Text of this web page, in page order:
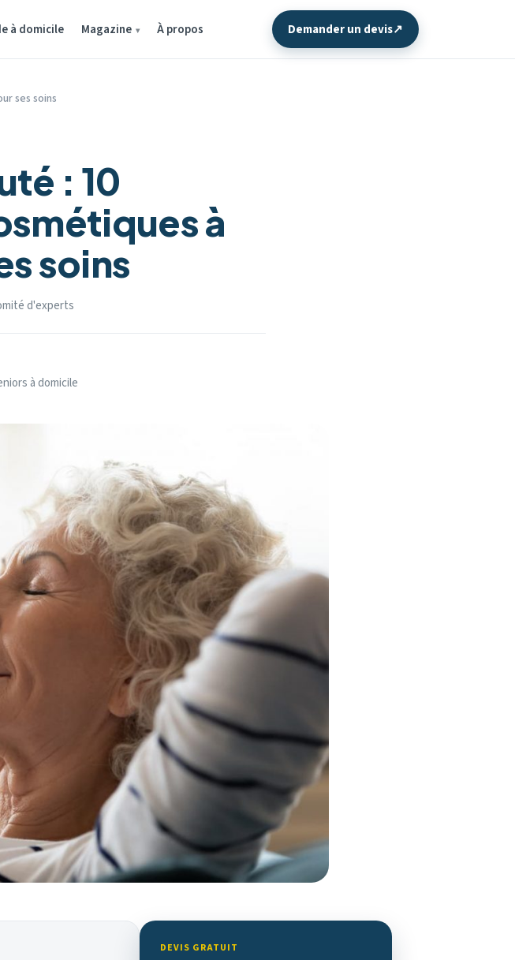
à domicile Magazine À propos Demander un devis↗
ses soins
: 10
à
soins
d'experts
à domicile
DEVIS GRATUIT